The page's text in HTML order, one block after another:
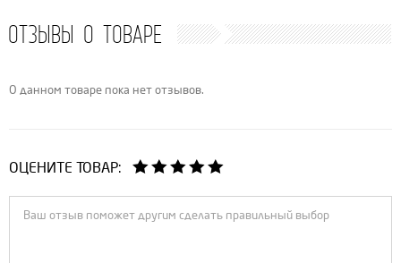
ОТЗЫВЫ О ТОВАРЕ
О данном товаре пока нет отзывов.
ОЦЕНИТЕ ТОВАР: